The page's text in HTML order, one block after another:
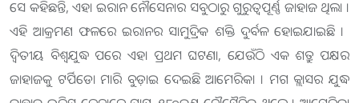
ସେ କହିଛନ୍ତି, ଏହା ଇରାନ ନୌସେନାର ସବୁଠାରୁ ଗୁରୁତ୍ୱପୂର୍ଣ୍ଣ ଜାହାଜ ଥିଲା ।
ଏହି ଆକ୍ରମଣ ଫଳରେ ଇରାନର ସାମୁଦ୍ରିକ ଶକ୍ତି ଦୁର୍ବଳ ହୋଇଯାଇଛି । ​
ଦ୍ୱିତୀୟ ବିଶ୍ୱଯୁଦ୍ଧ ପରେ ଏହା ପ୍ରଥମ ଘଟଣା, ଯେଉଁଠି ଏକ ଶତ୍ରୁ ପକ୍ଷର
ଜାହାଜକୁ ଟର୍ପିଡୋ ମାରି ବୁଡ଼ାଇ ଦେଇଛି ଆମେରିକା । ମଗ କ୍ଲାସର ଯୁଦ୍ଧ